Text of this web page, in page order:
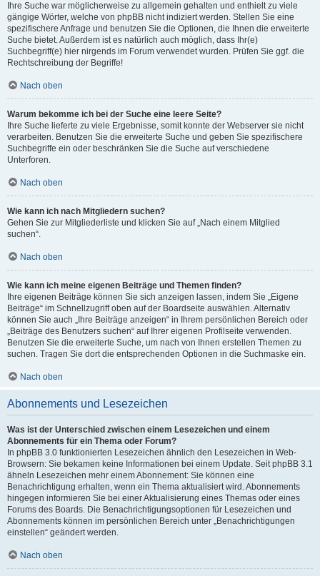
Ihre Suche war möglicherweise zu allgemein gehalten und enthielt zu viele
gängige Wörter, welche von phpBB nicht indiziert werden. Stellen Sie eine
spezifischere Anfrage und benutzen Sie die Optionen, die Ihnen die erweiterte
Suche bietet. Außerdem ist es natürlich auch möglich, dass Ihr(e)
Suchbegriff(e) hier nirgends im Forum verwendet wurden. Prüfen Sie ggf. die
Rechtschreibung der Begriffe!
Nach oben
Warum bekomme ich bei der Suche eine leere Seite?
Ihre Suche lieferte zu viele Ergebnisse, somit konnte der Webserver sie nicht
verarbeiten. Benutzen Sie die erweiterte Suche und geben Sie spezifischere
Suchbegriffe ein oder beschränken Sie die Suche auf verschiedene
Unterforen.
Nach oben
Wie kann ich nach Mitgliedern suchen?
Gehen Sie zur Mitgliederliste und klicken Sie auf „Nach einem Mitglied
suchen“.
Nach oben
Wie kann ich meine eigenen Beiträge und Themen finden?
Ihre eigenen Beiträge können Sie sich anzeigen lassen, indem Sie „Eigene
Beiträge“ im Schnellzugriff oben auf der Boardseite auswählen. Alternativ
können Sie auch „Ihre Beiträge anzeigen“ in Ihrem persönlichen Bereich oder
„Beiträge des Benutzers suchen“ auf Ihrer eigenen Profilseite verwenden.
Benutzen Sie die erweiterte Suche, um nach von Ihnen erstellen Themen zu
suchen. Tragen Sie dort die entsprechenden Optionen in die Suchmaske ein.
Nach oben
Abonnements und Lesezeichen
Was ist der Unterschied zwischen einem Lesezeichen und einem
Abonnements für ein Thema oder Forum?
In phpBB 3.0 funktionierten Lesezeichen ähnlich den Lesezeichen in Web-
Browsern: Sie bekamen keine Informationen bei einem Update. Seit phpBB 3.1
ähneln Lesezeichen mehr einem Abonnement: Sie können eine
Benachrichtigung erhalten, wenn ein Thema aktualisiert wird. Abonnements
hingegen informieren Sie bei einer Aktualisierung eines Themas oder eines
Forums des Boards. Die Benachrichtigungsoptionen für Lesezeichen und
Abonnements können im persönlichen Bereich unter „Benachrichtigungen
einstellen“ geändert werden.
Nach oben